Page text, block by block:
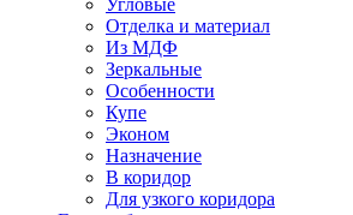
Угловые
Отделка и материал
Из МДФ
Зеркальные
Особенности
Купе
Эконом
Назначение
В коридор
Для узкого коридора